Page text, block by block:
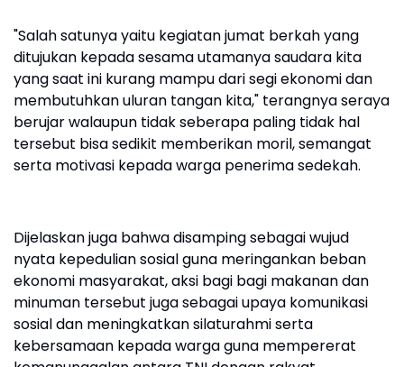
"Salah satunya yaitu kegiatan jumat berkah yang
ditujukan kepada sesama utamanya saudara kita
yang saat ini kurang mampu dari segi ekonomi dan
membutuhkan uluran tangan kita," terangnya seraya
berujar walaupun tidak seberapa paling tidak hal
tersebut bisa sedikit memberikan moril, semangat
serta motivasi kepada warga penerima sedekah.
Dijelaskan juga bahwa disamping sebagai wujud
nyata kepedulian sosial guna meringankan beban
ekonomi masyarakat, aksi bagi bagi makanan dan
minuman tersebut juga sebagai upaya komunikasi
sosial dan meningkatkan silaturahmi serta
kebersamaan kepada warga guna mempererat